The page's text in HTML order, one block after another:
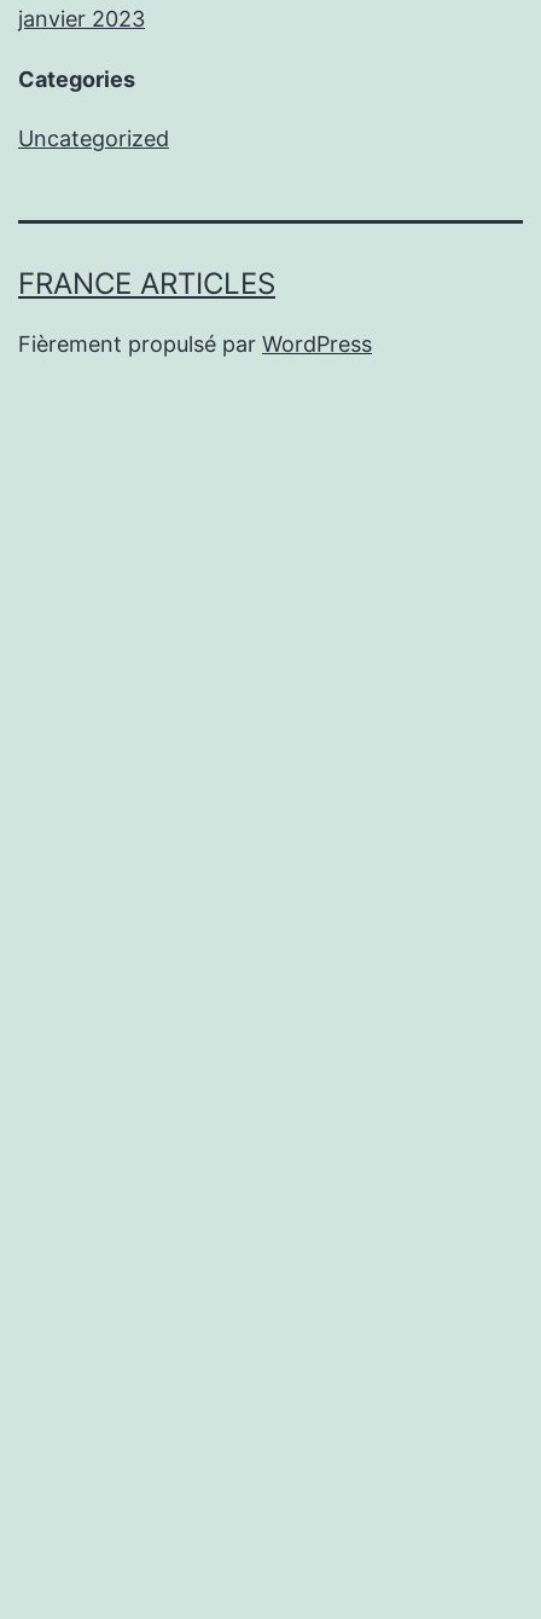
janvier 2023
Categories
Uncategorized
FRANCE ARTICLES
Fièrement propulsé par WordPress